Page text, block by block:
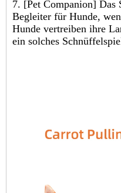
7. [Pet Companion] Das
Begleiter für Hunde,
Hunde vertreiben ihre
ein solches